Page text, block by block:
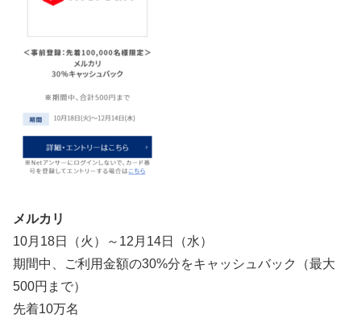
メルカリ
10月18日（火）～12月14日（水）
期間中、ご利用金額の30%分をキャッシュバック（最大
500円まで）
先着10万名